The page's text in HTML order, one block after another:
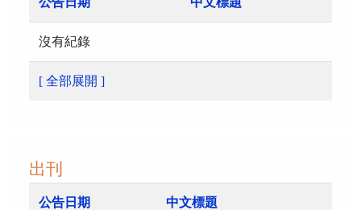
沒有紀錄
[ 全部展開 ]
出刊
公告日期 中文標題